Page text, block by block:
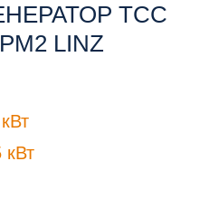
ТСС
LINZ
кВт